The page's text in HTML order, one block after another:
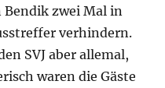
Bendik zwei Mal in
verhindern.
SVJ aber allemal,
waren die Gäste